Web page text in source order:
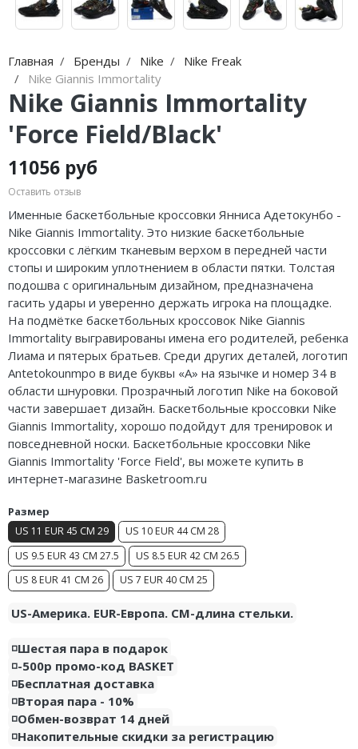
Главная Бренды Nike
Nike Freak
Nike Giannis Immortality
Nike Giannis Immortality
'Force Field/Black'
11056 руб
Оставить отзыв
Именные баскетбольные кроссовки Янниса Адетокунбо -
Nike Giannis Immortality. Это низкие баскетбольные
кроссовки с лёгким тканевым верхом в передней части
стопы и широким уплотнением в области пятки. Толстая
подошва с оригинальным дизайном, предназначена
гасить удары и уверенно держать игрока на площадке.
На подмётке баскетбольных кроссовок Nike Giannis
Immortality выгравированы имена его родителей, ребенка
Лиама и пятерых братьев. Среди других деталей, логотип
Antetokounmpo в виде буквы «А» на язычке и номер 34 в
области шнуровки. Прозрачный логотип Nike на боковой
части завершает дизайн. Баскетбольные кроссовки Nike
Giannis Immortality, хорошо подойдут для тренировок и
повседневной носки. Баскетбольные кроссовки Nike
Giannis Immortality 'Force Field', вы можете купить в
интернет-магазине Basketroom.ru
Размер
US 11 EUR 45 CM 29
US 10 EUR 44 CM 28
US 9.5 EUR 43 CM 27.5
US 8.5 EUR 42 CM 26.5
US 8 EUR 41 CM 26
US 7 EUR 40 CM 25
US-Америка. EUR-Европа. CM-длина стельки.
◽️Шестая пара в подарок
◽️-500р промо-код BASKET
◽️Бесплатная доставка
◽️Вторая пара - 10%
◽️Обмен-возврат 14 дней
◽️Накопительные скидки за регистрацию
Air Jordan 312
Air Jordan 40
Air Jordan 39
Air Jordan 38
Air Jordan 37
Air Jordan 36
Air Jordan 1
Air Jordan 3
Air Jordan 4
Air Jordan 5
Air Jordan 6
Air Jordan 7
Air Jordan 10
Air Jordan 11
Air Jordan 12
Air Jordan 13
Air Jordan 14
Air Jordan 15
Air Jordan 23
Nike Shox
Nike Blazer
Nike P-6000
Nike Initiator
Nike Pegasus
Nike Precision
Nike Hyperdunk
Nike Hyperset
Nike Cosmic Unity
Nike Air Deldon
Nike Sabrina
Nike A’ja
Nike ST
Nike GT
Nike Ja
Nike Book
Nike LeBron
Nike Kyrie
Nike Freak
Nike KD
adidas Gazelle
adidas Handball
adidas Adistar
adidas adiFOM
adidas Adizero
adidas Harden
adidas Dame
adidas AE
Adidas Yeezy Boost 350 V2
ASICS
HOKA
A Bathing Ape
Travis Scott
Converse
Old Order
LACOSTE
The North Face